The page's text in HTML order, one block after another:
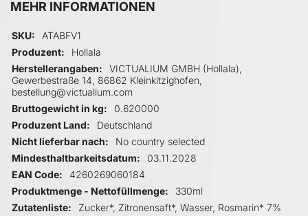
MEHR INFORMATIONEN
Mehr Informationen
SKU
ATABFV1
Produzent
Hollala
Herstellerangaben
VICTUALIUM GMBH (Hollala),
Gewerbestraße 14, 86862 Kleinkitzighofen,
bestellung@victualium.com
Bruttogewicht in kg
0.620000
Produzent Land
Deutschland
Nicht lieferbar nach
No country selected
Mindesthaltbarkeitsdatum
03.11.2028
EAN Code
4260269060184
Produktmenge - Nettofüllmenge
330ml
Zutatenliste
Zucker*, Zitronensaft*, Wasser, Rosmarin* 7%